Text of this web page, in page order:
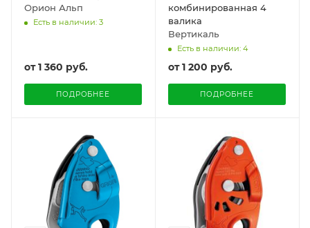
Орион Альп
Есть в наличии: 3
от1 360 руб.
ПОДРОБНЕЕ
комбинированная 4
валика
Вертикаль
Есть в наличии: 4
от1 200 руб.
ПОДРОБНЕЕ